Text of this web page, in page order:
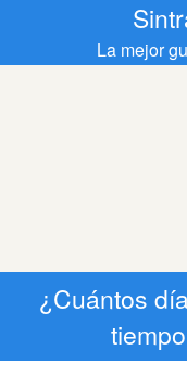
La mejor
¿Cuántos